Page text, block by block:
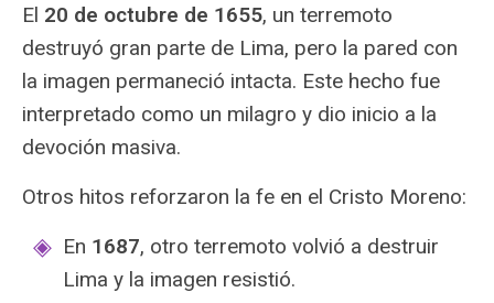
El 20 de octubre de 1655, un terremoto
destruyó gran parte de Lima, pero la pared con
la imagen permaneció intacta. Este hecho fue
interpretado como un milagro y dio inicio a la
devoción masiva.
Otros hitos reforzaron la fe en el Cristo Moreno:
En 1687, otro terremoto volvió a destruir
Lima y la imagen resistió.